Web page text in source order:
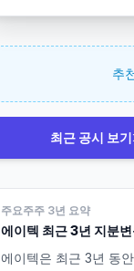
추
최근 공시 보기
주요주주 3년 요약
에이텍 최근 3년 지분
에이텍은 최근 3년 동